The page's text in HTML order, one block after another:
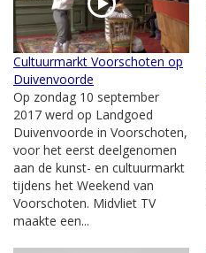
Cultuurmarkt Voorschoten op
Duivenvoorde
Op zondag 10 september
2017 werd op Landgoed
Duivenvoorde in Voorschoten,
voor het eerst deelgenomen
aan de kunst- en cultuurmarkt
tijdens het Weekend van
Voorschoten. Midvliet TV
maakte een...